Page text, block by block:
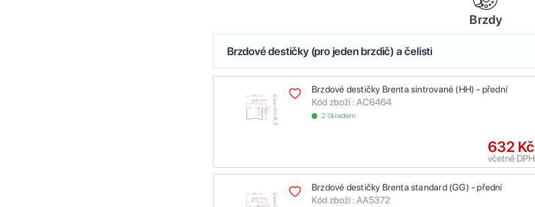
Brzdy
Brzdové destičky (pro jeden brzdič) a čelisti
Brzdové destičky Brenta sintrované (HH) - přední
Kód zboží : AC6464
2 Skladem
632 Kč
včetně DPH
Brzdové destičky Brenta standard (GG) - přední
Kód zboží : AA5372